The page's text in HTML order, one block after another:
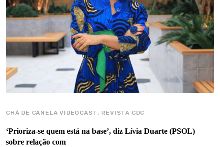
CHÁ DE CANELA VIDEOCAST, REVISTA CDC
‘Prioriza-se quem está na base’, diz Lívia Duarte (PSOL)
sobre relação com